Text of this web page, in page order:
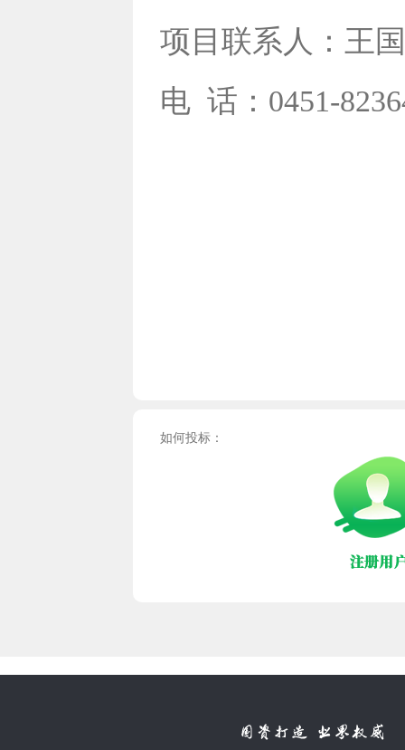
项目联系人：王
电 话：0451-
如何投标：